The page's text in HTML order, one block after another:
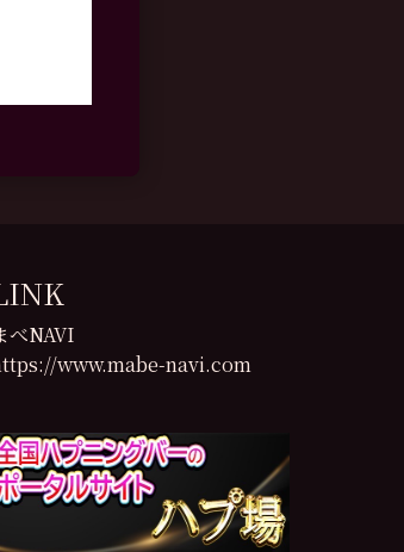
べNAVI
www.mabe-navi.com